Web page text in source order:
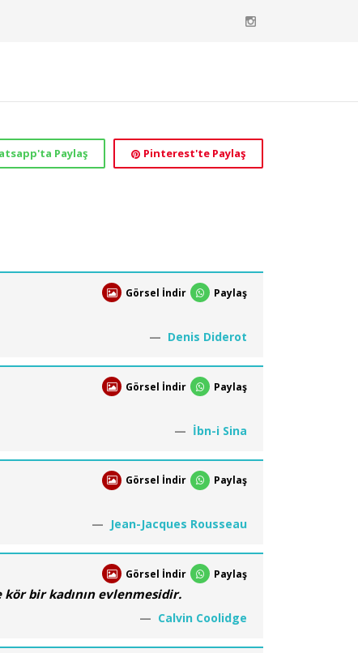
Pinterest'te Paylaş
Paylaş
Görsel İndir Paylaş
Denis Diderot
Görsel İndir Paylaş
İbn-i Sina
Görsel İndir Paylaş
Jean-Jacques Rousseau
Görsel İndir Paylaş
bir kadının evlenmesidir.
Calvin Coolidge